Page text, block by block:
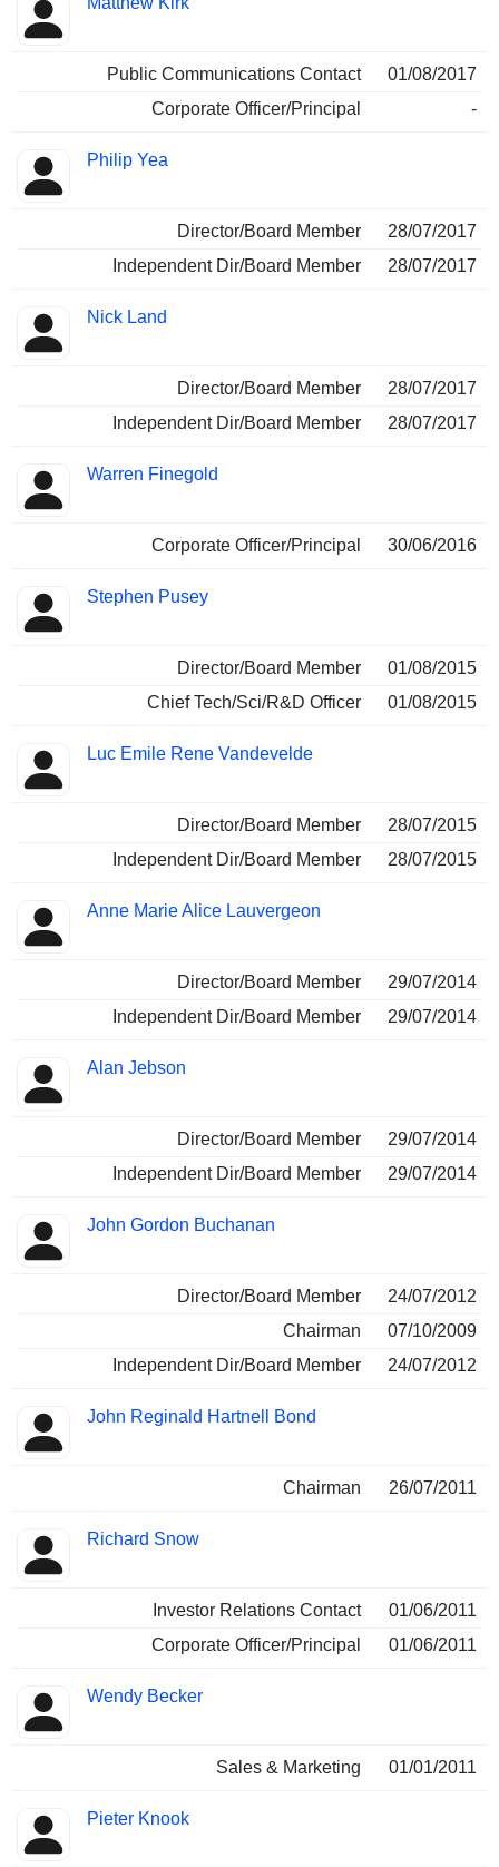
Public Communications Contact
01/08/2017
Corporate Officer/Principal
-
Philip Yea
Director/Board Member
28/07/2017
Independent Dir/Board Member
28/07/2017
Nick Land
Director/Board Member
28/07/2017
Independent Dir/Board Member
28/07/2017
Warren Finegold
Corporate Officer/Principal 30/06/2016
Stephen Pusey
Director/Board Member
01/08/2015
Chief Tech/Sci/R&D Officer
01/08/2015
Luc Emile Rene Vandevelde
Director/Board Member
28/07/2015
Independent Dir/Board Member
28/07/2015
Anne Marie Alice Lauvergeon
Director/Board Member
29/07/2014
Independent Dir/Board Member
29/07/2014
Alan Jebson
Director/Board Member
29/07/2014
Independent Dir/Board Member
29/07/2014
John Gordon Buchanan
Director/Board Member
24/07/2012
Chairman
07/10/2009
Independent Dir/Board Member
24/07/2012
John Reginald Hartnell Bond
Chairman 26/07/2011
Richard Snow
Investor Relations Contact
01/06/2011
Corporate Officer/Principal
01/06/2011
Wendy Becker
Sales & Marketing 01/01/2011
Pieter Knook